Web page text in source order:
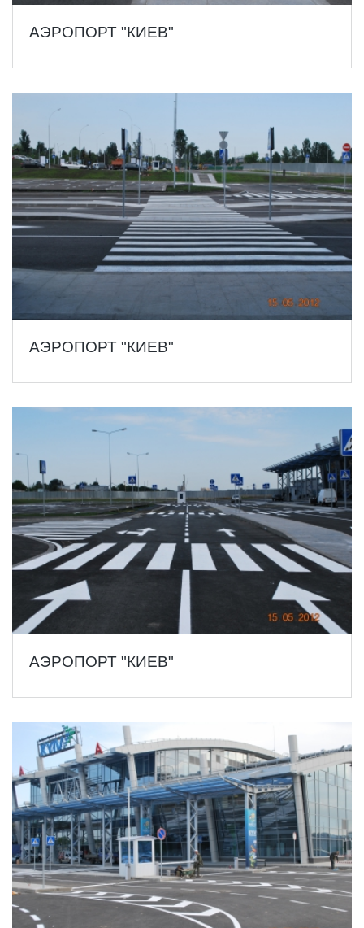
АЭРОПОРТ "КИЕВ"
АЭРОПОРТ "КИЕВ"
АЭРОПОРТ "КИЕВ"